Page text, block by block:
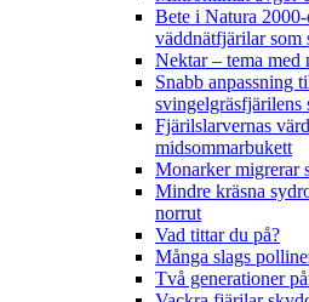
Bete i Natura
väddnätfjärilar som
Nektar – tema med
Snabb anpassning
Fjärilslarvernas
midsommarbukett
Monarker migrerar
Mindre kräsna
norrut
Vad tittar du på?
Många slags
Två generationer